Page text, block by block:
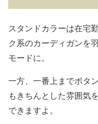
スタンドカラーは在宅
ク系のカーディガンを
モードに。
一方、一番上までボタ
もきちんとした雰囲気
できますよ。